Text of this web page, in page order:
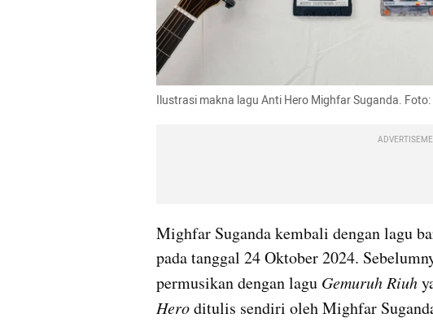
Ilustrasi makna lagu Anti Hero Mighfar Suganda. Foto:
Mighfar Suganda kembali dengan lagu
pada tanggal 24 Oktober 2024.
permusikan dengan lagu Gemuruh Riuh
Hero ditulis sendiri oleh Mighfar